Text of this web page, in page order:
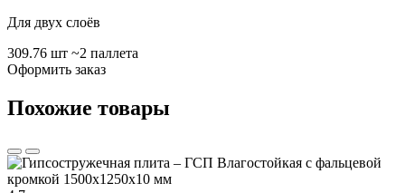
Для двух слоёв
309.76 шт ~2 паллета
Оформить заказ
Похожие товары